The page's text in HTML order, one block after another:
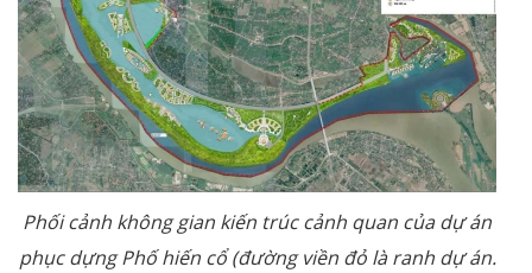
Phối cảnh không gian kiến trúc cảnh quan củadự án
phục dựng Phố hiến cổ (đường viền đỏ là ranh dự án.